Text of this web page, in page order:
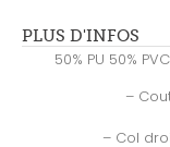
PLUS D'INFOS
50% PU 50%
–
– Col